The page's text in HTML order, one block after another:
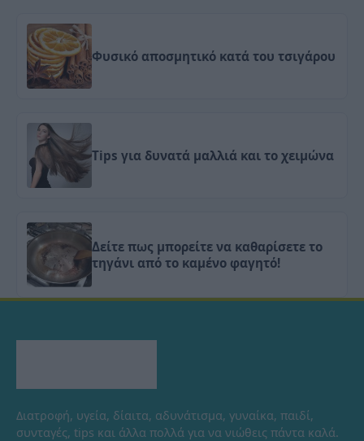
Φυσικό αποσμητικό κατά του τσιγάρου
Tips για δυνατά μαλλιά και το χειμώνα
Δείτε πως μπορείτε να καθαρίσετε το
τηγάνι από το καμένο φαγητό!
Διατροφή, υγεία, δίαιτα, αδυνάτισμα, γυναίκα, παιδί,
συνταγές, tips και άλλα πολλά για να νιώθεις πάντα καλά.